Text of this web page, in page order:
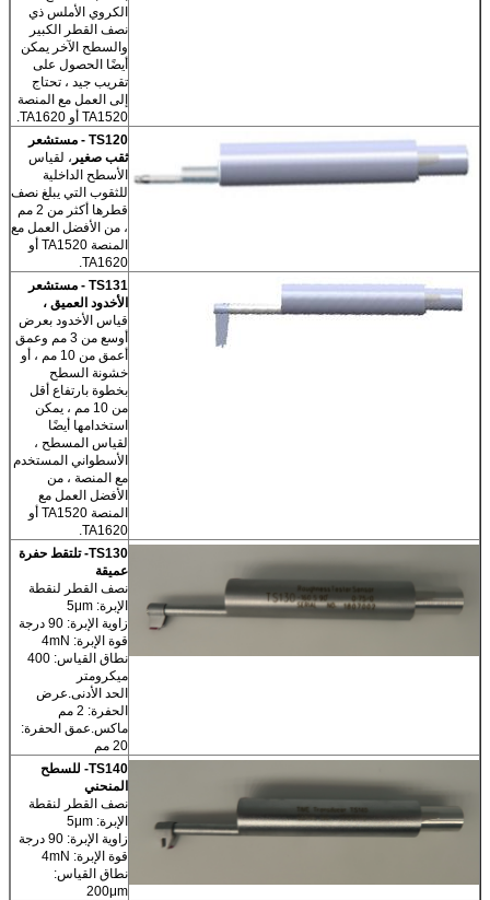
الكروي الأملس ذي
نصف القطر الكبير
والسطح الآخر يمكن
أيضًا الحصول على
تقريب جيد ، تحتاج
إلى العمل مع المنصة
TA1520 أو TA1620.
TS120 - مستشعر
ثقب صغير ، لقياس
الأسطح الداخلية
للثقوب التي يبلغ نصف
قطرها أكثر من 2 مم
، من الأفضل العمل مع
المنصة TA1520 أو
TA1620.
TS131 - مستشعر
الأخدود العميق ،
قياس الأخدود بعرض
أوسع من 3 مم وعمق
أعمق من 10 مم ، أو
خشونة السطح
بخطوة بارتفاع أقل
من 10 مم ، يمكن
استخدامها أيضًا
لقياس المسطح ،
الأسطواني المستخدم
مع المنصة ، من
الأفضل العمل مع
المنصة TA1520 أو
TA1620.
TS130- تلتقط حفرة
عميقة
نصف القطر لنقطة
الإبرة: 5μm
زاوية الإبرة: 90 درجة
قوة الإبرة: 4mN
نطاق القياس: 400
ميكرومتر
الحد الأدنى.عرض
الحفرة: 2 مم
ماكس.عمق الحفرة:
20 مم
TS140- للسطح
المنحني
نصف القطر لنقطة
الإبرة: 5μm
زاوية الإبرة: 90 درجة
قوة الإبرة: 4mN
نطاق القياس:
200μm